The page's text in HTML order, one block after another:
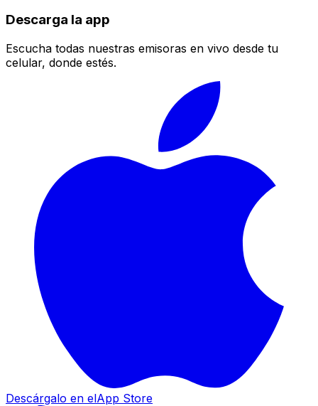
Descarga la app
Escucha todas nuestras emisoras en vivo desde tu
celular, donde estés.
Descárgalo en elApp Store